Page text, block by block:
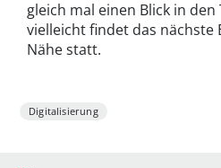
gleich mal einen Blick in
vielleicht findet das nächste
Nähe statt.
Digitalisierung